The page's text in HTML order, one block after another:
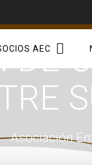
AEC
DE
Asociación